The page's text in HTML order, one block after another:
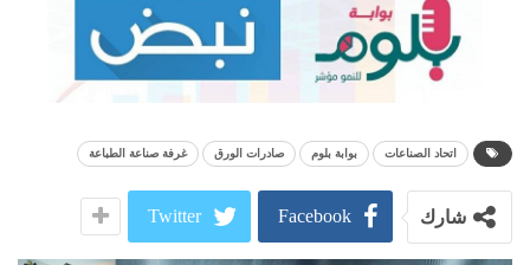
اتحاد الصناعات بوابة بلوم صادرات الورق غرفة صناعة الطباعة
شارك Facebook
Twitter